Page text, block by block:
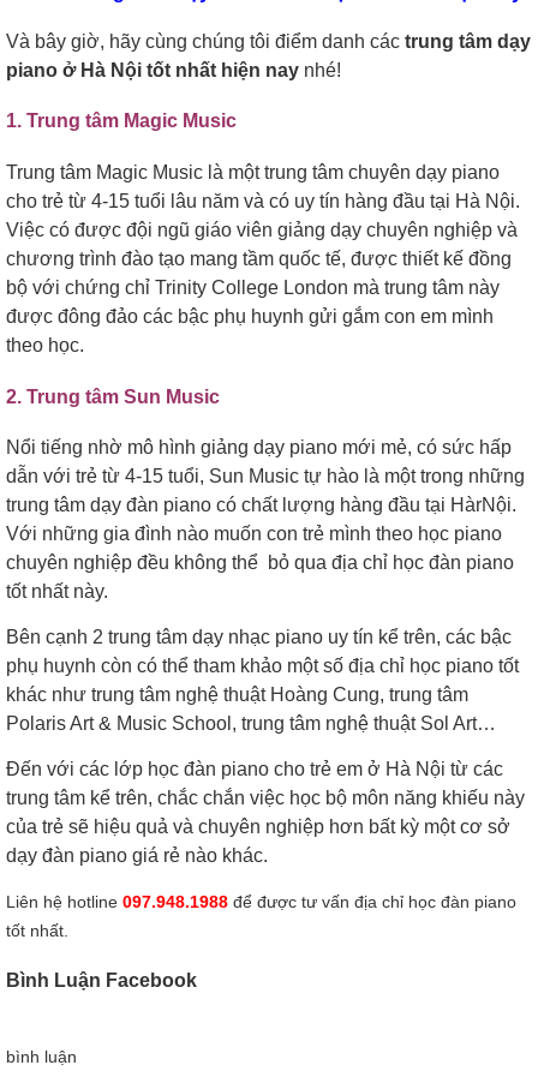
Và bây giờ, hãy cùng chúng tôi điểm danh các trung tâm dạy
piano ở Hà Nội tốt nhất hiện nay nhé!
1. Trung tâm Magic Music
Trung tâm Magic Music là một trung tâm chuyên dạy piano
cho trẻ từ 4-15 tuổi lâu năm và có uy tín hàng đầu tại Hà Nội.
Việc có được đội ngũ giáo viên giảng dạy chuyên nghiệp và
chương trình đào tạo mang tầm quốc tế, được thiết kế đồng
bộ với chứng chỉ Trinity College London mà trung tâm này
được đông đảo các bậc phụ huynh gửi gắm con em mình
theo học.
2. Trung tâm Sun Music
Nổi tiếng nhờ mô hình giảng dạy piano mới mẻ, có sức hấp
dẫn với trẻ từ 4-15 tuổi, Sun Music tự hào là một trong những
trung tâm dạy đàn piano có chất lượng hàng đầu tại HàrNội.
Với những gia đình nào muốn con trẻ mình theo học piano
chuyên nghiệp đều không thể bỏ qua địa chỉ học đàn piano
tốt nhất này.
Bên cạnh 2 trung tâm dạy nhạc piano uy tín kể trên, các bậc
phụ huynh còn có thể tham khảo một số địa chỉ học piano tốt
khác như trung tâm nghệ thuật Hoàng Cung, trung tâm
Polaris Art & Music School, trung tâm nghệ thuật Sol Art…
Đến với các lớp học đàn piano cho trẻ em ở Hà Nội từ các
trung tâm kể trên, chắc chắn việc học bộ môn năng khiếu này
của trẻ sẽ hiệu quả và chuyên nghiệp hơn bất kỳ một cơ sở
dạy đàn piano giá rẻ nào khác.
Liên hệ hotline 097.948.1988 để được tư vấn địa chỉ học đàn piano
tốt nhất.
Bình Luận Facebook
bình luận